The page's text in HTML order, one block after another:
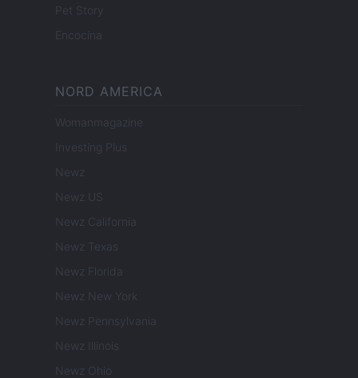
Pet Story
Encocina
NORD AMERICA
Womanmagazine
Investing Plus
Newz
Newz US
Newz California
Newz Texas
Newz Florida
Newz New York
Newz Pennsylvania
Newz Illinois
Newz Ohio